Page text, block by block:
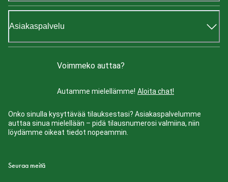
Asiakaspalvelu
Voimmeko auttaa?
Autamme mielellämme! Aloita chat!
Onko sinulla kysyttävää tilauksestasi? Asiakaspalvelumme
auttaa sinua mielellään – pidä tilausnumerosi valmiina, niin
löydämme oikeat tiedot nopeammin.
Seuraa meitä